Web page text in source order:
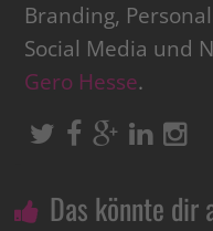
Branding,
Social Media und
Gero Hesse.
Das könnte dir